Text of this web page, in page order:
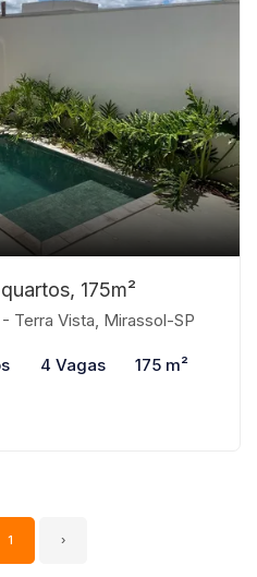
175m²
Terra Vista, Mirassol-SP
4 Vagas 175 m²
1 ›